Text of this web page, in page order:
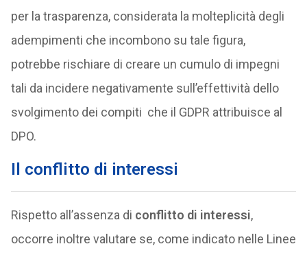
per la trasparenza, considerata la molteplicità degli
adempimenti che incombono su tale figura,
potrebbe rischiare di creare un cumulo di impegni
tali da incidere negativamente sull’effettività dello
svolgimento dei compiti che il GDPR attribuisce al
DPO.
Il conflitto di interessi
Rispetto all’assenza di conflitto di interessi,
occorre inoltre valutare se, come indicato nelle Linee